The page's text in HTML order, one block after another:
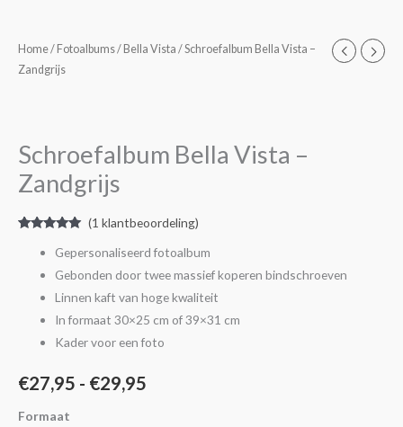
Home/ Fotoalbums/ Bella Vista / Schroefalbum Bella Vista –
Zandgrijs
Schroefalbum Bella Vista –
Zandgrijs
op 5
(1 klantbeoordeling)
Gepersonaliseerd fotoalbum
Gebonden door twee massief koperen bindschroeven
Linnen kaft van hoge kwaliteit
In formaat 30×25 cm of 39×31 cm
Kader voor een foto
€27,95 - €29,95
Prijsklasse:
€29,95
Formaat
Schroefalbum
Bella
aantal